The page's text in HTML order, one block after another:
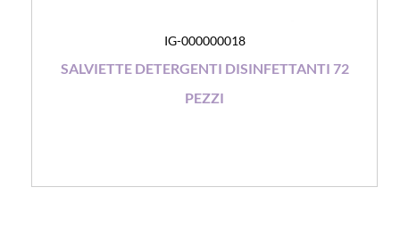
IG-000000018
SALVIETTE DETERGENTI DISINFETTANTI 72
PEZZI